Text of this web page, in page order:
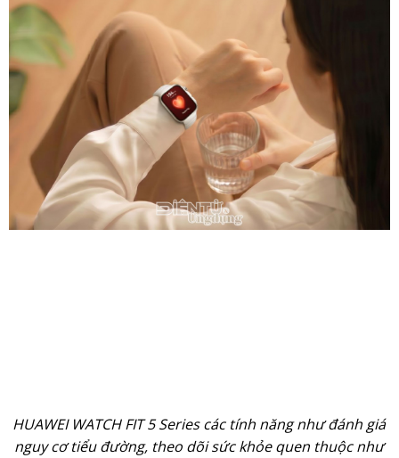
HUAWEI WATCH FIT 5 Series các tính năng như đánh giá
nguy cơ tiểu đường, theo dõi sức khỏe quen thuộc như